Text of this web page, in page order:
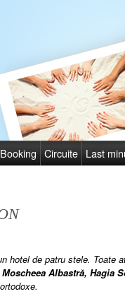
Circuite Last
hotel de patru stele. Toate
Moscheea Albastră, Hagia